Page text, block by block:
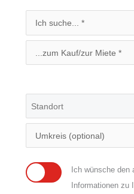
Ich wünsche
Informationen zu